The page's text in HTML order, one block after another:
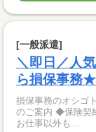
[一般派遣]
＼即日／人
ら損保事務
損保事務のオシゴト ◆損害保険の見積書や申込書などの作成 ◆満期
のご案内 ◆保険契約
お仕事以外も...